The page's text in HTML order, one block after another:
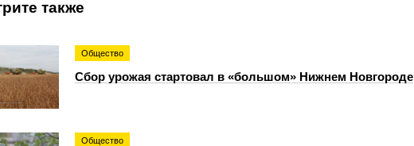
также
Общество
Сбор урожая стартовал в «большом» Нижнем Новгороде
Общество